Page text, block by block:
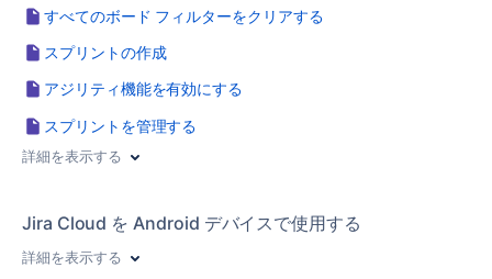
すべてのボード フィルターをクリアする
スプリントの作成
アジリティ機能を有効にする
スプリントを管理する
詳細を表示する
Jira Cloud を Android デバイスで使用する
詳細を表示する